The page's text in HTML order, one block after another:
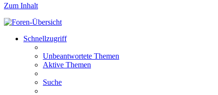
Zum Inhalt
Schnellzugriff
Unbeantwortete Themen
Aktive Themen
Suche